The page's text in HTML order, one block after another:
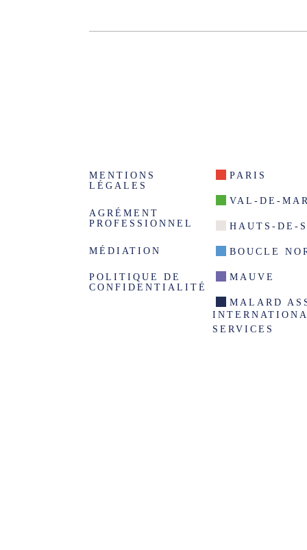
MENTIONS
LÉGALES
AGRÉMENT
PROFESSIONNEL
MÉDIATION
POLITIQUE DE
CONFIDENTIALITÉ
PARIS
VAL-DE-
HAUTS-DE-
BOUCLE
MAUVE
MALARD
SERVICES